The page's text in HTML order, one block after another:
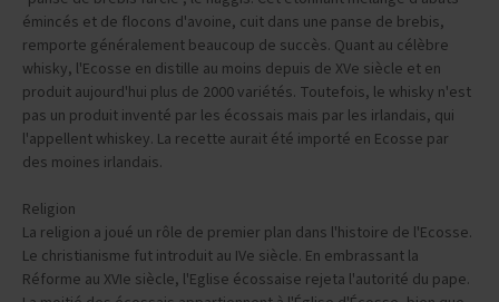
émincés et de flocons d'avoine, cuit dans une panse de brebis,
remporte généralement beaucoup de succès. Quant au célèbre
whisky, l'Ecosse en distille au moins depuis de XVe siècle et en
produit aujourd'hui plus de 2000 variétés. Toutefois, le whisky n'est
pas un produit inventé par les écossais mais par les irlandais, qui
l'appellent whiskey. La recette aurait été importé en Ecosse par
des moines irlandais.
Religion
La religion a joué un rôle de premier plan dans l'histoire de l'Ecosse.
Le christianisme fut introduit au IVe siècle. En embrassant la
Réforme au XVIe siècle, l'Eglise écossaise rejeta l'autorité du pape.